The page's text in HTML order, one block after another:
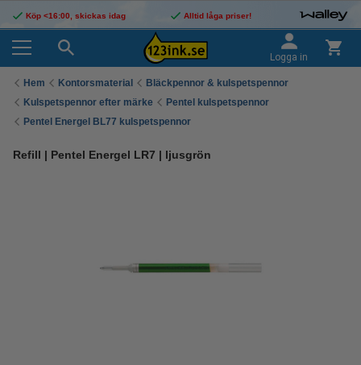
Köp <16:00, skickas idag Alltid låga priser!
Logga in
Hem Kontorsmaterial
Bläckpennor & kulspetspennor
Kulspetspennor efter märke
Pentel kulspetspennor
Pentel Energel BL77 kulspetspennor
Refill | Pentel Energel LR7 | ljusgrön